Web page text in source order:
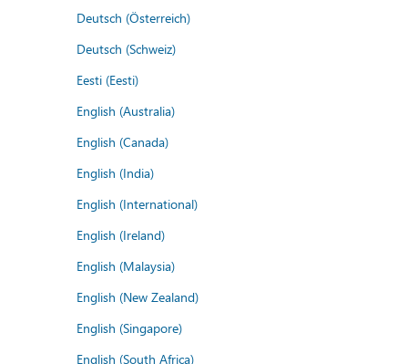
Deutsch (Österreich)
Deutsch (Schweiz)
Eesti (Eesti)
English (Australia)
English (Canada)
English (India)
English (International)
English (Ireland)
English (Malaysia)
English (New Zealand)
English (Singapore)
English (South Africa)